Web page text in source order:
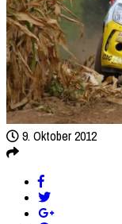
9. Oktober 2012